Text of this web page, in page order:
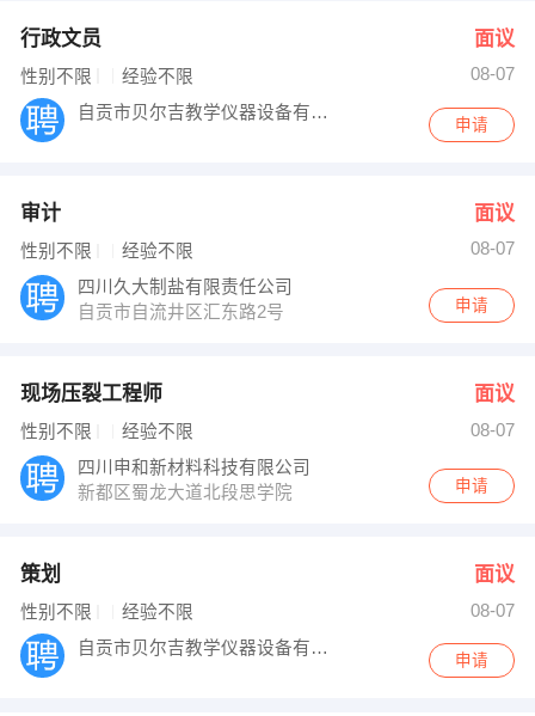
行政文员 面议
性别不限 经验不限
08-07
自贡市贝尔吉教学仪器设备有限公司
申请
审计 面议
性别不限 经验不限
08-07
四川久大制盐有限责任公司
自贡市自流井区汇东路2号
申请
现场压裂工程师 面议
性别不限 经验不限
08-07
四川申和新材料科技有限公司
新都区蜀龙大道北段思学院
申请
策划 面议
性别不限 经验不限
08-07
自贡市贝尔吉教学仪器设备有限公司
申请